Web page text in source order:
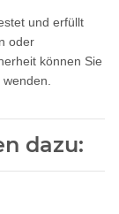
und erfüllt
oder
können Sie
dazu: